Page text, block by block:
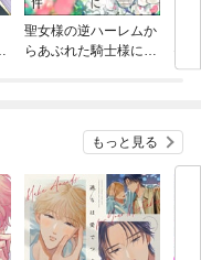
聖女様の逆ハーレムか
らあぶれた騎士様に熱
もっと見る